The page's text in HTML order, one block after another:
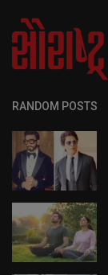
RANDOM POSTS